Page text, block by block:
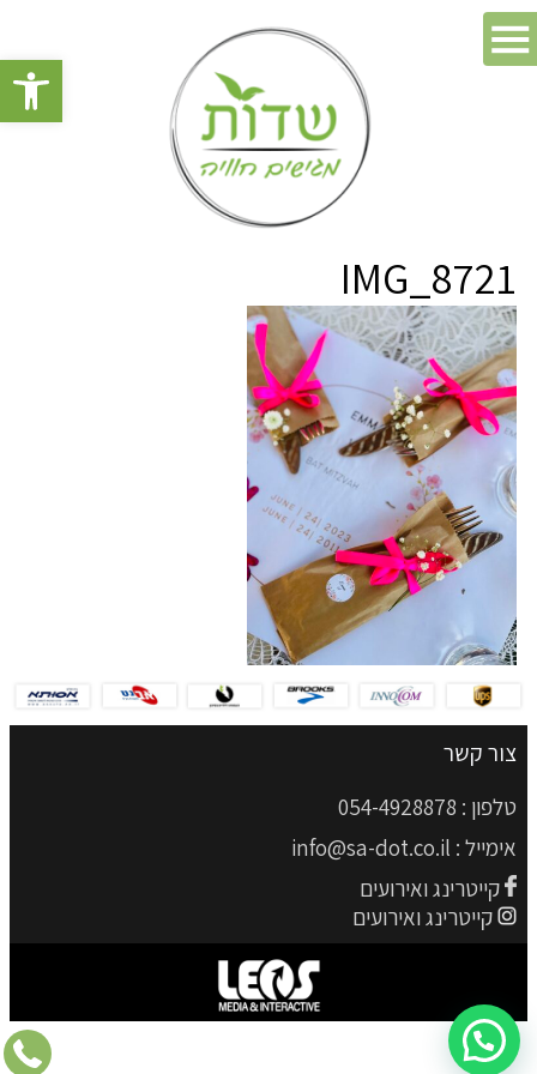
פתח
IMG_8721
צור קשר
טלפון : 054-4928878
אימייל : info@sa-dot.co.il
קייטרינג ואירועים
קייטרינג ואירועים